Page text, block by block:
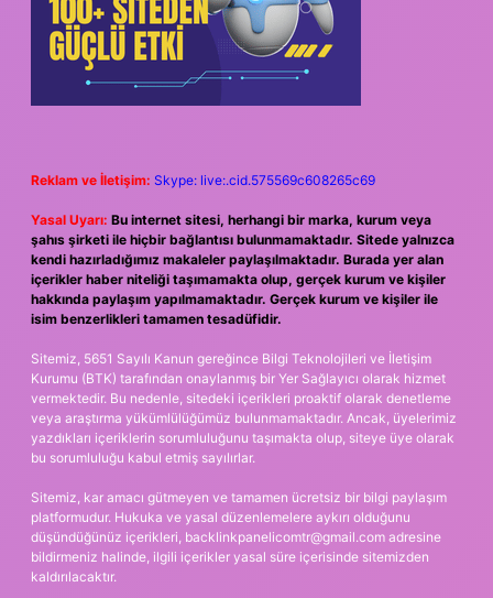
Reklam ve İletişim: Skype: live:.cid.575569c608265c69
Yasal Uyarı: Bu internet sitesi, herhangi bir marka, kurum veya
şahıs şirketi ile hiçbir bağlantısı bulunmamaktadır. Sitede yalnızca
kendi hazırladığımız makaleler paylaşılmaktadır. Burada yer alan
içerikler haber niteliği taşımamakta olup, gerçek kurum ve kişiler
hakkında paylaşım yapılmamaktadır. Gerçek kurum ve kişiler ile
isim benzerlikleri tamamen tesadüfidir.
Sitemiz, 5651 Sayılı Kanun gereğince Bilgi Teknolojileri ve İletişim
Kurumu (BTK) tarafından onaylanmış bir Yer Sağlayıcı olarak hizmet
vermektedir. Bu nedenle, sitedeki içerikleri proaktif olarak denetleme
veya araştırma yükümlülüğümüz bulunmamaktadır. Ancak, üyelerimiz
yazdıkları içeriklerin sorumluluğunu taşımakta olup, siteye üye olarak
bu sorumluluğu kabul etmiş sayılırlar.
Sitemiz, kar amacı gütmeyen ve tamamen ücretsiz bir bilgi paylaşım
platformudur. Hukuka ve yasal düzenlemelere aykırı olduğunu
düşündüğünüz içerikleri, backlinkpanelicomtr@gmail.com adresine
bildirmeniz halinde, ilgili içerikler yasal süre içerisinde sitemizden
kaldırılacaktır.